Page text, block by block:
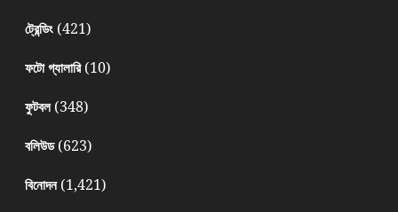
ট্রেন্ডিং(421)
ফটো গ্যালারি(10)
ফুটবল(348)
বলিউড(623)
বিনোদন(1,421)